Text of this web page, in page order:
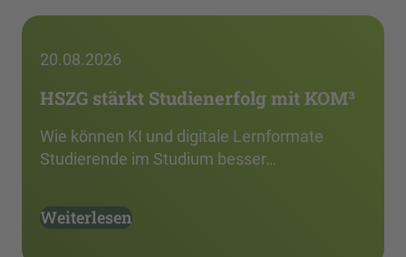
20.08.2026
HSZG stärkt Studienerfolg mit KOM³
Wie können KI und digitale Lernformate
Studierende im Studium besser…
Weiterlesen